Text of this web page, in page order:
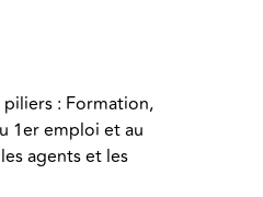
: Formation,
1er emploi et au
agents et les